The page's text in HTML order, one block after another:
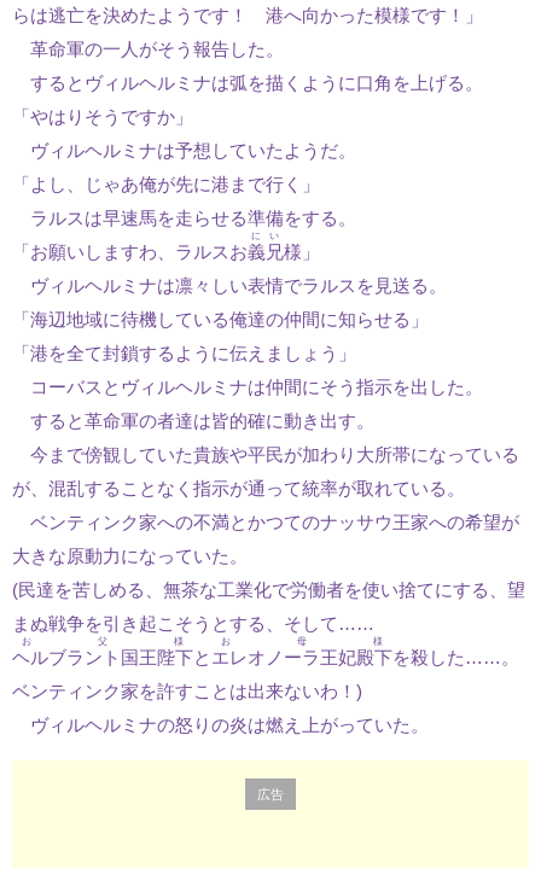
らは逃亡を決めたようです！ 港へ向かった模様です！」
革命軍の一人がそう報告した。
するとヴィルヘルミナは弧を描くように口角を上げる。
「やはりそうですか」
ヴィルヘルミナは予想していたようだ。
「よし、じゃあ俺が先に港まで行く」
ラルスは早速馬を走らせる準備をする。
「お願いしますわ、ラルスお義兄
にい
様」
ヴィルヘルミナは凛々しい表情でラルスを見送る。
「海辺地域に待機している俺達の仲間に知らせる」
「港を全て封鎖するように伝えましょう」
コーバスとヴィルヘルミナは仲間にそう指示を出した。
すると革命軍の者達は皆的確に動き出す。
今まで傍観していた貴族や平民が加わり大所帯になっている
が、混乱することなく指示が通って統率が取れている。
ベンティンク家への不満とかつてのナッサウ王家への希望が
大きな原動力になっていた。
(民達を苦しめる、無茶な工業化で労働者を使い捨てにする、望
まぬ戦争を引き起こそうとする、そして……
ヘルブラント国王陛下
お父様
と エレオノーラ王妃殿下
お母様
を殺した……。
ベンティンク家を許すことは出来ないわ！)
ヴィルヘルミナの怒りの炎は燃え上がっていた。
広告